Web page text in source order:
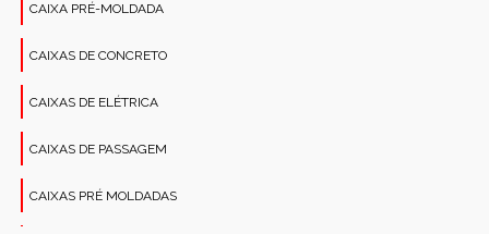
CAIXA PRÉ-MOLDADA
CAIXAS DE CONCRETO
CAIXAS DE ELÉTRICA
CAIXAS DE PASSAGEM
CAIXAS PRÉ MOLDADAS